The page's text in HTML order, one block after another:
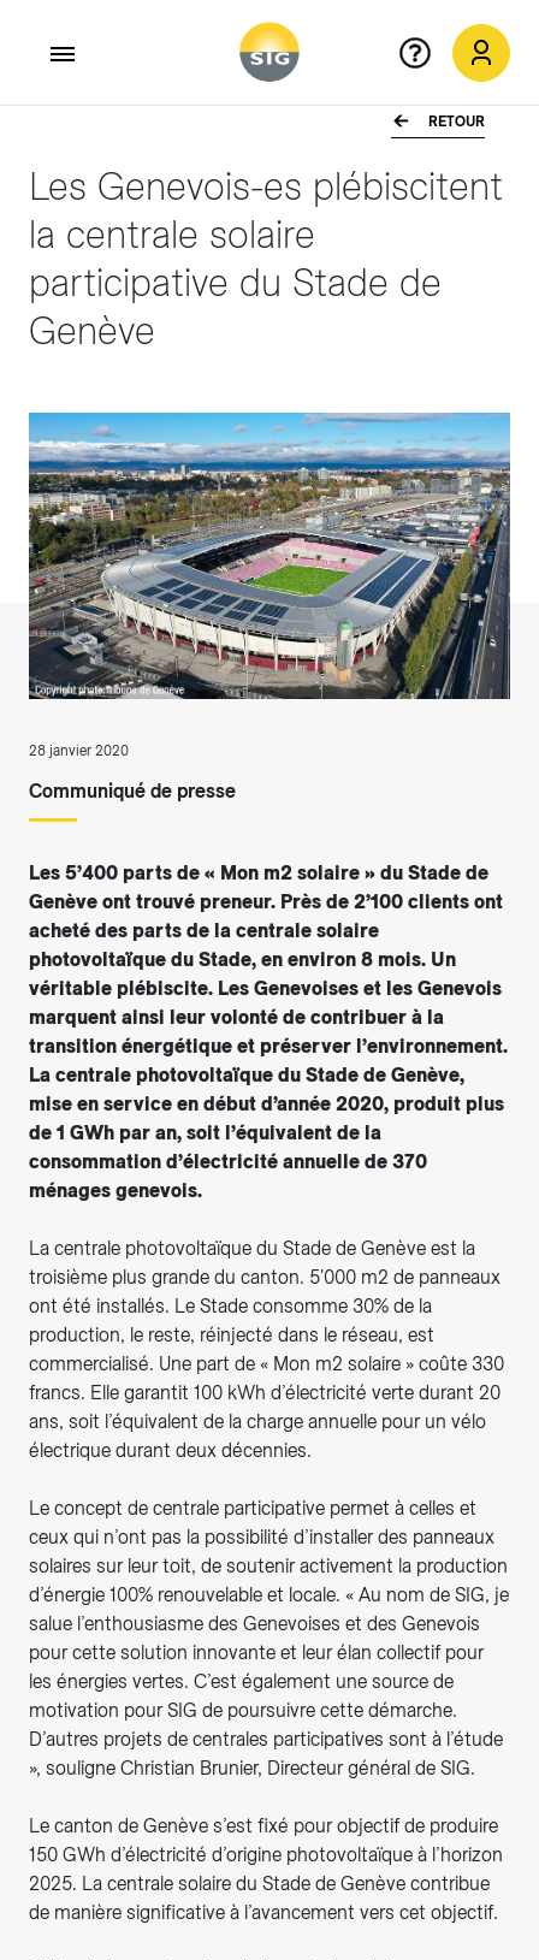
RETOUR
Les Genevois-es plébiscitent
la centrale solaire
participative du Stade de
Genève
28 janvier 2020
Communiqué de presse
Les 5’400 parts de « Mon m2 solaire » du Stade de
Genève ont trouvé preneur. Près de 2’100 clients ont
acheté des parts de la centrale solaire
photovoltaïque du Stade, en environ 8 mois. Un
véritable plébiscite. Les Genevoises et les Genevois
marquent ainsi leur volonté de contribuer à la
transition énergétique et préserver l’environnement.
La centrale photovoltaïque du Stade de Genève,
mise en service en début d’année 2020, produit plus
de 1 GWh par an, soit l’équivalent de la
consommation d’électricité annuelle de 370
ménages genevois.
La centrale photovoltaïque du Stade de Genève est la
troisième plus grande du canton. 5'000 m2 de panneaux
ont été installés. Le Stade consomme 30% de la
production, le reste, réinjecté dans le réseau, est
commercialisé. Une part de « Mon m2 solaire » coûte 330
francs. Elle garantit 100 kWh d’électricité verte durant 20
ans, soit l’équivalent de la charge annuelle pour un vélo
électrique durant deux décennies.
Le concept de centrale participative permet à celles et
ceux qui n’ont pas la possibilité d’installer des panneaux
solaires sur leur toit, de soutenir activement la production
d’énergie 100% renouvelable et locale. « Au nom de SIG, je
salue l’enthousiasme des Genevoises et des Genevois
pour cette solution innovante et leur élan collectif pour
les énergies vertes. C’est également une source de
motivation pour SIG de poursuivre cette démarche.
D’autres projets de centrales participatives sont à l’étude
», souligne Christian Brunier, Directeur général de SIG.
Le canton de Genève s’est fixé pour objectif de produire
150 GWh d’électricité d’origine photovoltaïque à l’horizon
2025. La centrale solaire du Stade de Genève contribue
de manière significative à l’avancement vers cet objectif.